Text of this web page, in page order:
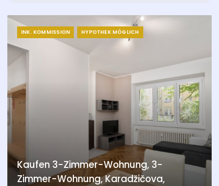
INK. KOMMISSION HYPOTHEK MÖGLICH
Kaufen 3-Zimmer-Wohnung, 3-
Zimmer-Wohnung, Karadžičova,